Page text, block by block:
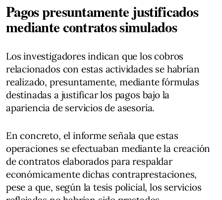
Pagos presuntamente justificados
mediante contratos simulados
Los investigadores indican que los cobros
relacionados con estas actividades se habrían
realizado, presuntamente, mediante fórmulas
destinadas a justificar los pagos bajo la
apariencia de servicios de asesoría.
En concreto, el informe señala que estas
operaciones se efectuaban mediante la creación
de contratos elaborados para respaldar
económicamente dichas contraprestaciones,
pese a que, según la tesis policial, los servicios